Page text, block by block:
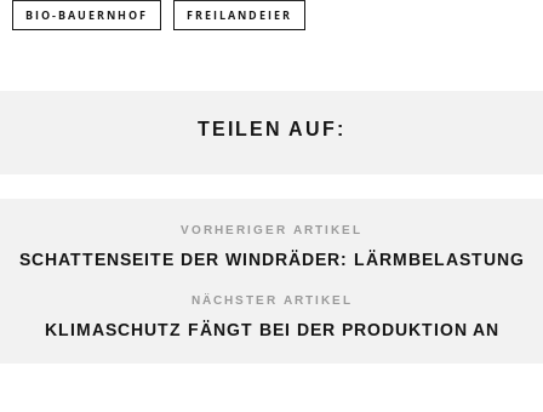
BIO-BAUERNHOF FREILANDEIER
TEILEN AUF:
VORHERIGER ARTIKEL
SCHATTENSEITE DER WINDRÄDER: LÄRMBELASTUNG
NÄCHSTER ARTIKEL
KLIMASCHUTZ FÄNGT BEI DER PRODUKTION AN